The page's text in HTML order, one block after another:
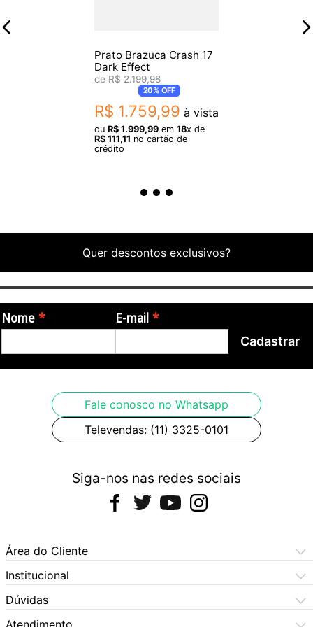
3 meses de garantia pelo fabricante.
Imagens meramente ilustrativas.
Prato Brazuca Crash 17
Dark Effect
R$ 2.199,98
20%OFF
R$ 1.759,99 à vista
ou R$ 1.999,99 em 18x de
R$ 111,11 no cartão de
crédito
Quer descontos exclusivos?
Nome E-mail
Cadastrar
Fale conosco no Whatsapp
Televendas: (11) 3325-0101
Siga-nos nas redes sociais
Área do Cliente
Meus Pedidos
Meus Dados
Institucional
Central de Atendimento
Dúvidas Frequentes
Dúvidas
Como Comprar